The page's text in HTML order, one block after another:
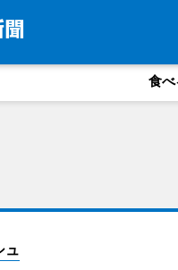
食べ
ュ